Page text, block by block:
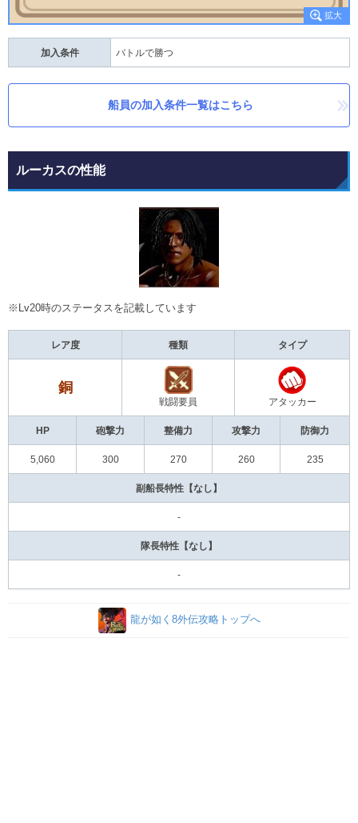
加入条件 バトルで勝つ
船員の加入条件一覧はこちら
ルーカスの性能
※Lv20時のステータスを記載しています
レア度 種類 タイプ
銅
戦闘要員 アタッカー
HP 砲撃力 整備力 攻撃力 防御力
5,060 300 270 260 235
副船長特性【なし】
-
隊長特性【なし】
-
龍が如く8外伝攻略トップへ